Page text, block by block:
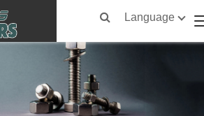
Language